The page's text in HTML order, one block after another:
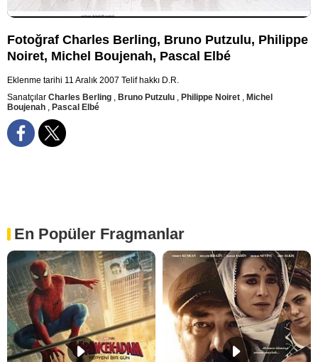
Fotoğraf Charles Berling, Bruno Putzulu, Philippe
Noiret, Michel Boujenah, Pascal Elbé
Eklenme tarihi 11 Aralık 2007 Telif hakkı D.R.
Sanatçılar Charles Berling , Bruno Putzulu , Philippe Noiret , Michel
Boujenah , Pascal Elbé
En Popüler Fragmanlar